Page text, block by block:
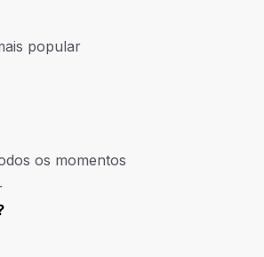
popular
os momentos